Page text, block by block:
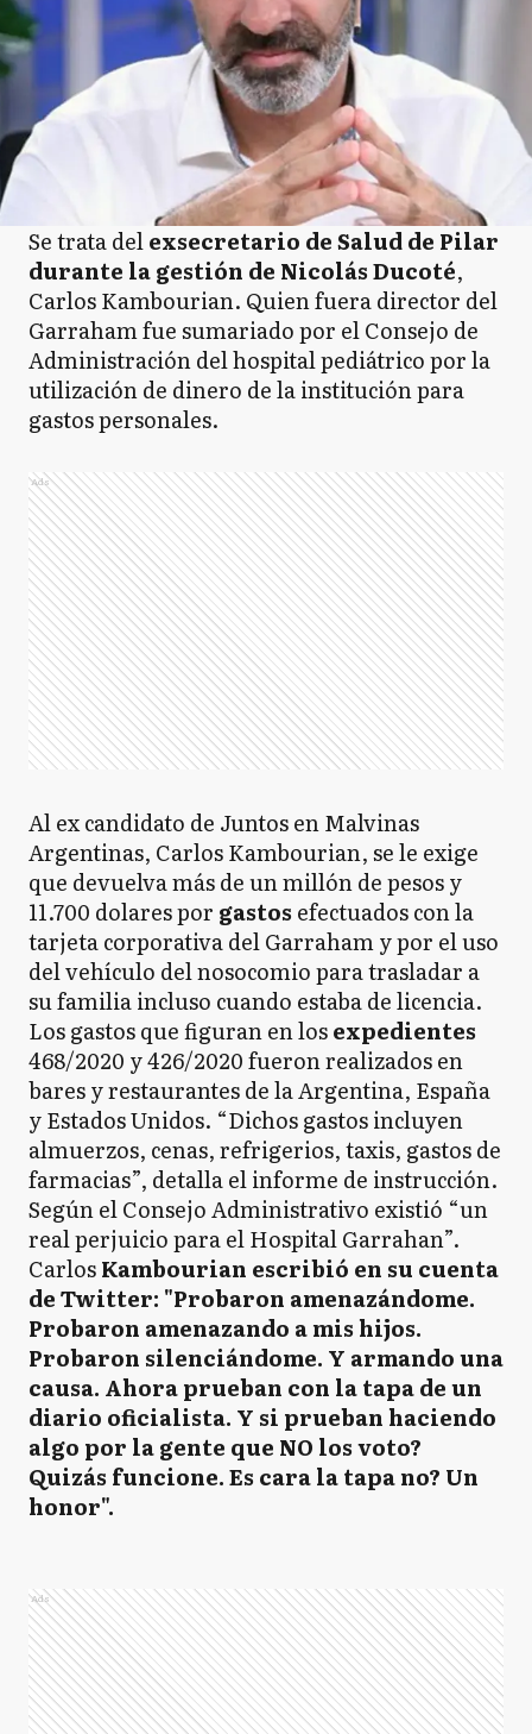
Se trata delexsecretario de Salud de Pilar
durante la gestión de Nicolás Ducoté,
Carlos Kambourian. Quien fuera director del
Garraham fue sumariado por el Consejo de
Administración del hospital pediátrico por la
utilización de dinero de la institución para
gastos personales.
Ads
Al ex candidato de Juntos en Malvinas
Argentinas, Carlos Kambourian, se le exige
que devuelva más de un millón de pesos y
11.700 dolares por gastos efectuados con la
tarjeta corporativa del Garraham y por el uso
del vehículo del nosocomio para trasladar a
su familia incluso cuando estaba de licencia.
Los gastos que figuran en losexpedientes
468/2020 y 426/2020 fueron realizados en
bares y restaurantes de la Argentina, España
y Estados Unidos. “Dichos gastos incluyen
almuerzos, cenas, refrigerios, taxis, gastos de
farmacias”, detalla el informe de instrucción.
Según el Consejo Administrativo existió “un
real perjuicio para el Hospital Garrahan”.
CarlosKambourian escribió en su cuenta
de Twitter: "Probaron amenazándome.
Probaron amenazando a mis hijos.
Probaron silenciándome. Y armando una
causa. Ahora prueban con la tapa de un
diario oficialista. Y si prueban haciendo
algo por la gente que NO los voto?
Quizás funcione. Es cara la tapa no? Un
honor".